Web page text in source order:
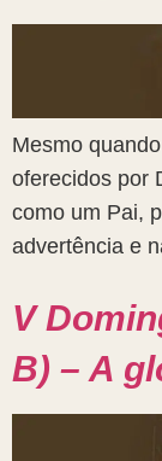
Mesmo
oferecidos por
como um Pai,
advertência e
V
B) – A